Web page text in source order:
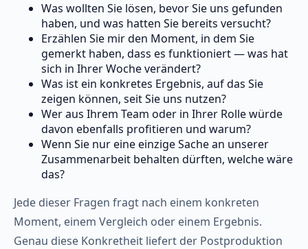
Was wollten Sie lösen, bevor Sie uns gefunden
haben, und was hatten Sie bereits versucht?
Erzählen Sie mir den Moment, in dem Sie
gemerkt haben, dass es funktioniert — was hat
sich in Ihrer Woche verändert?
Was ist ein konkretes Ergebnis, auf das Sie
zeigen können, seit Sie uns nutzen?
Wer aus Ihrem Team oder in Ihrer Rolle würde
davon ebenfalls profitieren und warum?
Wenn Sie nur eine einzige Sache an unserer
Zusammenarbeit behalten dürften, welche wäre
das?
Jede dieser Fragen fragt nach einem konkreten
Moment, einem Vergleich oder einem Ergebnis.
Genau diese Konkretheit liefert der Postproduktion